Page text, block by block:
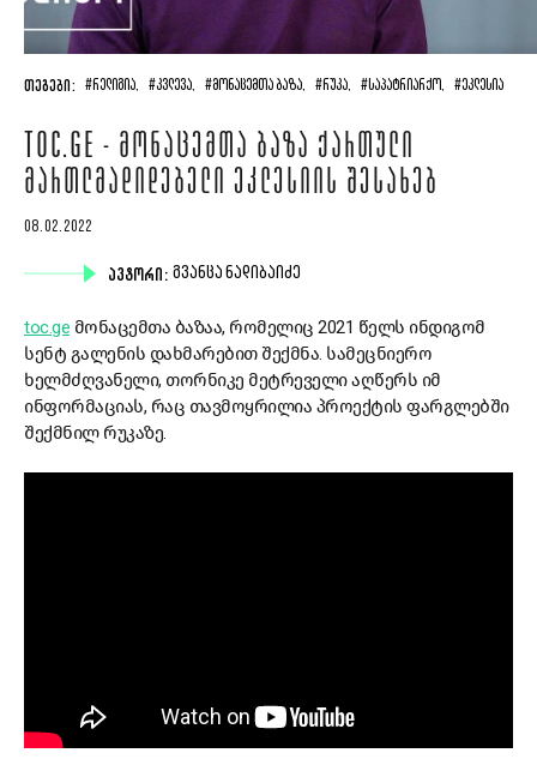
ᲗᲔᲒᲔᲑᲘ: #ᲠᲔᲚᲘᲒᲘᲐ, #ᲙᲕᲚᲔᲕᲐ, #ᲛᲝᲜᲐᲪᲔᲛᲗᲐ ᲑᲐᲖᲐ, #ᲠᲣᲙᲐ, #ᲡᲐᲞᲐᲢᲠᲘᲐᲠᲥᲝ, #ᲔᲙᲚᲔᲡᲘᲐ
TOC.GE - ᲛᲝᲜᲐᲪᲔᲛᲗᲐ ᲑᲐᲖᲐ ᲥᲐᲠᲗᲣᲚᲘ
ᲛᲐᲠᲗᲚᲛᲐᲓᲘᲓᲔᲑᲔᲚᲘ ᲔᲙᲚᲔᲡᲘᲘᲡ ᲨᲔᲡᲐᲮᲔᲑ
08.02.2022
ᲐᲕᲢᲝᲠᲘ: ᲒᲕᲐᲜᲪᲐ ᲜᲐᲓᲘᲑᲐᲘᲫᲔ
toc.ge მონაცემთა ბაზაა, რომელიც 2021 წელს ინდიგომ
სენტ გალენის დახმარებით შექმნა. სამეცნიერო
ხელმძღვანელი, თორნიკე მეტრეველი აღწერს იმ
ინფორმაციას, რაც თავმოყრილია პროექტის ფარგლებში
შექმნილ რუკაზე.